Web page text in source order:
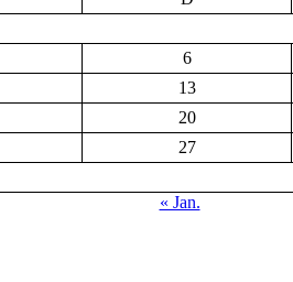
6
13
20
27
« Jan.